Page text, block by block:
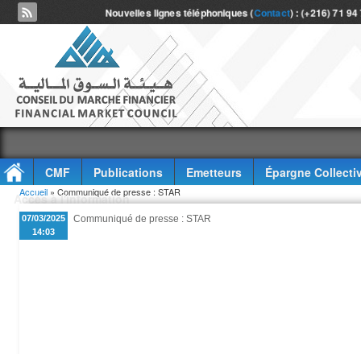
Nouvelles lignes téléphoniques (Contact) : (+216) 71
CMF Publications Emetteurs
Épargne
Accès à l'information
Vous êtes ici
Accueil » Communiqué de presse : STAR
07/03/2025
14:03
Communiqué de presse : STAR